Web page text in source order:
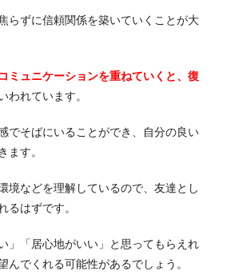
らずに信頼関係を築いていくことが大
ミュニケーションを重ねていくと、復
われています。
でそばにいることができ、自分の良い
ます。
境などを理解しているので、友達とし
るはずです。
」「居心地がいい」と思ってもらえれ
んでくれる可能性があるでしょう。